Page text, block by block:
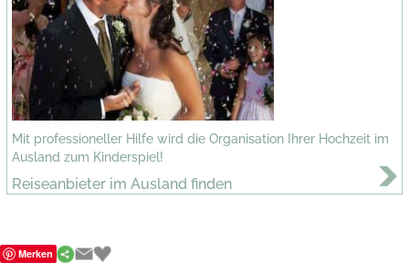
Mit professioneller Hilfe wird die Organisation Ihrer Hochzeit im
Ausland zum Kinderspiel!
Reiseanbieter im Ausland finden
Merken